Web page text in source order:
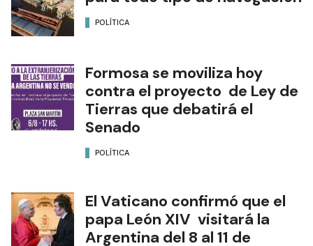
POLÍTICA
Formosa se moviliza hoy
contra el proyecto de Ley de
Tierras que debatirá el
Senado
POLÍTICA
El Vaticano confirmó que el
papa León XIV visitará la
Argentina del 8 al 11 de